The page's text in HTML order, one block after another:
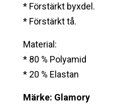
* Förstärkt byxdel.
* Förstärkt tå.
Material:
* 80 % Polyamid
* 20 % Elastan
Märke: Glamory